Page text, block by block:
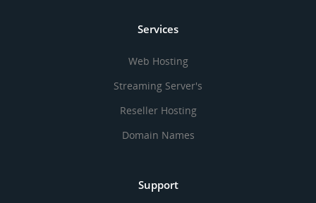
Services
Web Hosting
Streaming Server's
Reseller Hosting
Domain Names
Support